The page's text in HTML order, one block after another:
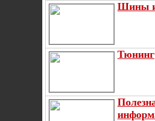
Шины
Тюнинг